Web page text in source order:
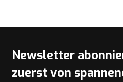
Newsletter
zuerst von